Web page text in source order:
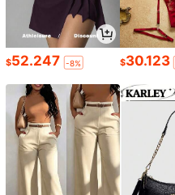
$52.247 -8% $30.123